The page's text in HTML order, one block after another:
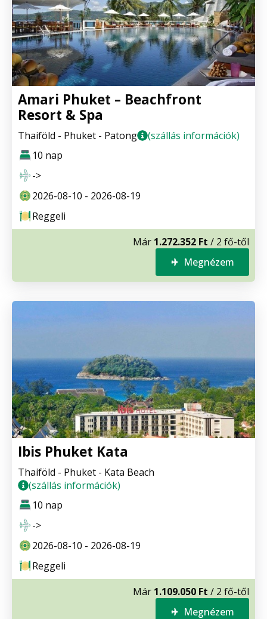
Amari Phuket – Beachfront
Resort & Spa
Thaiföld - Phuket - Patong
(szállás információk)
10 nap
->
2026-08-10 - 2026-08-19
Reggeli
Már 1.272.352 Ft / 2 fő-től
Megnézem
Ibis Phuket Kata
Thaiföld - Phuket - Kata Beach
(szállás információk)
10 nap
->
2026-08-10 - 2026-08-19
Reggeli
Már 1.109.050 Ft / 2 fő-től
Megnézem